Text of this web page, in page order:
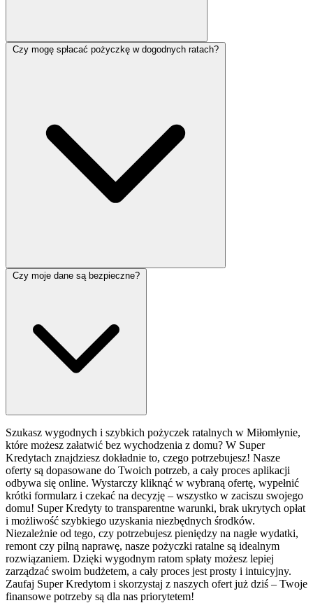
Czy mogę spłacać pożyczkę w dogodnych ratach?
Czy moje dane są bezpieczne?
Szukasz wygodnych i szybkich pożyczek ratalnych w Miłomłynie,
które możesz załatwić bez wychodzenia z domu? W Super
Kredytach znajdziesz dokładnie to, czego potrzebujesz! Nasze
oferty są dopasowane do Twoich potrzeb, a cały proces aplikacji
odbywa się online. Wystarczy kliknąć w wybraną ofertę, wypełnić
krótki formularz i czekać na decyzję – wszystko w zaciszu swojego
domu! Super Kredyty to transparentne warunki, brak ukrytych opłat
i możliwość szybkiego uzyskania niezbędnych środków.
Niezależnie od tego, czy potrzebujesz pieniędzy na nagłe wydatki,
remont czy pilną naprawę, nasze pożyczki ratalne są idealnym
rozwiązaniem. Dzięki wygodnym ratom spłaty możesz lepiej
zarządzać swoim budżetem, a cały proces jest prosty i intuicyjny.
Zaufaj Super Kredytom i skorzystaj z naszych ofert już dziś – Twoje
finansowe potrzeby są dla nas priorytetem!